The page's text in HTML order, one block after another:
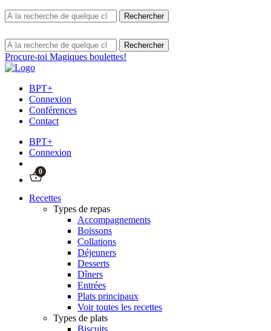
Procure-toi Magiques boulettes!
BPT+
Connexion
Conférences
Contact
BPT+
Connexion
0
Recettes
Types de repas
Accompagnements
Boissons
Collations
Déjeuners
Desserts
Dîners
Entrées
Plats principaux
Voir toutes les recettes
Types de plats
Biscuits